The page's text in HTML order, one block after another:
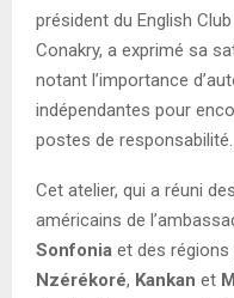
président du English
Conakry, a exprimé sa
notant l’importance
indépendantes pour
postes de responsabilité.
Cet atelier, qui a réuni
américains de
Sonfonia et des
Nzérékoré, Kankan et